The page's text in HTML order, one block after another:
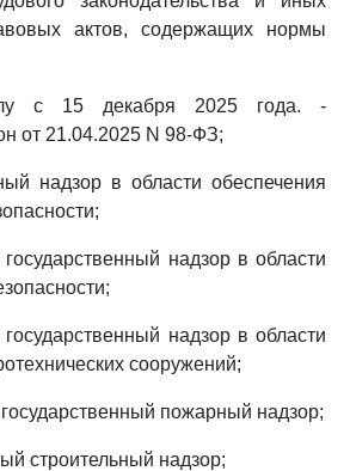
актов, содержащих нормы
с 15 декабря 2025 года. -
от 21.04.2025 N 98-ФЗ;
надзор в области обеспечения
надзор в области
надзор в области
сооружений;
пожарный надзор;
строительный надзор;